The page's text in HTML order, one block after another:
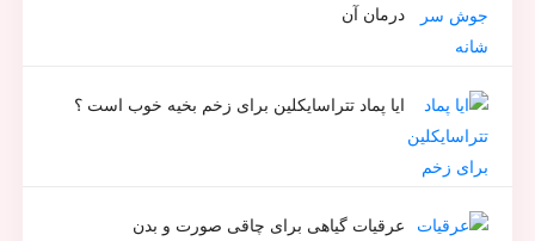
درمان آن
ایا پماد تتراسایکلین برای زخم بخیه خوب است ؟
عرقیات گیاهی برای چاقی صورت و بدن